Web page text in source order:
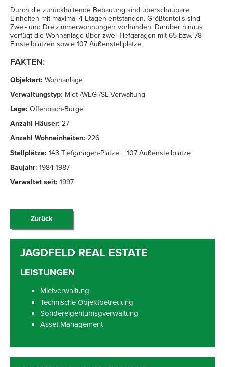
Durch die zurückhaltende Bebauung sind überschaubare
Einheiten mit maximal 4 Etagen entstanden. Größtenteils sind
Zwei- und Dreizimmerwohnungen vorhanden. Darüber hinaus
verfügt die Wohnanlage über zwei Tiefgaragen mit 65 bzw. 78
Einstellplätzen sowie 107 Außenstellplätze.
FAKTEN:
Objektart: Wohnanlage
Verwaltungstyp: Miet-/WEG-/SE-Verwaltung
Lage: Offenbach-Bürgel
Anzahl Häuser: 27
Anzahl Wohneinheiten: 226
Stellplätze: 143 Tiefgaragen-Plätze + 107 Außenstellplätze
Baujahr: 1984-1987
Verwaltet seit: 1997
Zurück
LEISTUNGEN
Mietverwaltung
Technische Objektbetreuung
Sondereigentumsgverwaltung
Asset Management